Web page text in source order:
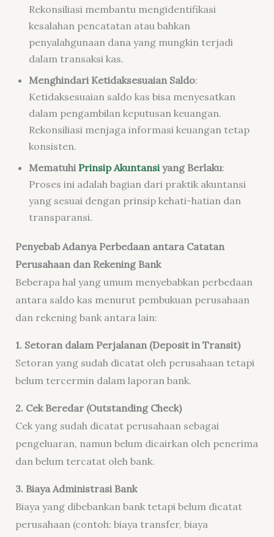
Rekonsiliasi membantu mengidentifikasi
kesalahan pencatatan atau bahkan
penyalahgunaan dana yang mungkin terjadi
dalam transaksi kas.
Menghindari Ketidaksesuaian Saldo:
Ketidaksesuaian saldo kas bisa menyesatkan
dalam pengambilan keputusan keuangan.
Rekonsiliasi menjaga informasi keuangan tetap
konsisten.
Mematuhi Prinsip Akuntansiyang Berlaku:
Proses ini adalah bagian dari praktik akuntansi
yang sesuai dengan prinsip kehati-hatian dan
transparansi.
Penyebab Adanya Perbedaan antara Catatan
Perusahaan dan Rekening Bank
Beberapa hal yang umum menyebabkan perbedaan
antara saldo kas menurut pembukuan perusahaan
dan rekening bank antara lain:
1. Setoran dalam Perjalanan (Deposit in Transit)
Setoran yang sudah dicatat oleh perusahaan tetapi
belum tercermin dalam laporan bank.
2. Cek Beredar (Outstanding Check)
Cek yang sudah dicatat perusahaan sebagai
pengeluaran, namun belum dicairkan oleh penerima
dan belum tercatat oleh bank.
3. Biaya Administrasi Bank
Biaya yang dibebankan bank tetapi belum dicatat
perusahaan (contoh: biaya transfer, biaya